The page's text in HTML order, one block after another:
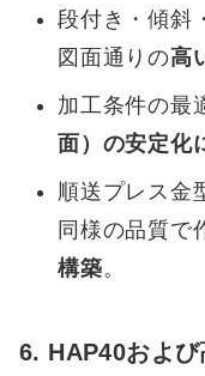
段付き・傾斜
図面通りの高
加工条件の最
面）の安定化
順送プレス金
同様の品質で
構築。
6. HAP40およ